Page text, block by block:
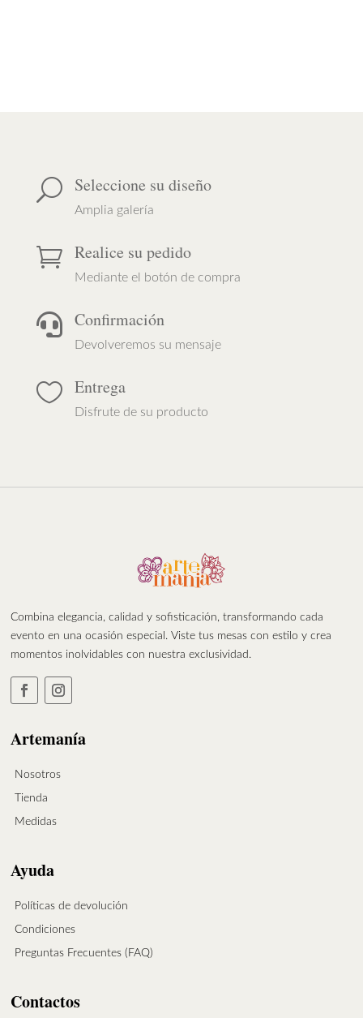
U Seleccione su diseño
Amplia galería
 Realice su pedido
Mediante el botón de compra
 Confirmación
Devolveremos su mensaje
 Entrega
Disfrute de su producto
Combina elegancia, calidad y sofisticación, transformando cada
evento en una ocasión especial. Viste tus mesas con estilo y crea
momentos inolvidables con nuestra exclusividad.
Artemanía
Nosotros
Tienda
Medidas
Ayuda
Políticas de devolución
Condiciones
Preguntas Frecuentes (FAQ)
Contactos